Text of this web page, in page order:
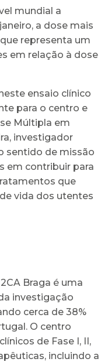
mundial a
a dose mais
representa um
em relação à dose
ensaio clínico
para o centro e
Múltipla em
investigador
sentido de missão
em contribuir para
que
vida dos utentes
Braga é uma
investigação
cerca de 38%
O centro
de Fase I, II,
incluindo a